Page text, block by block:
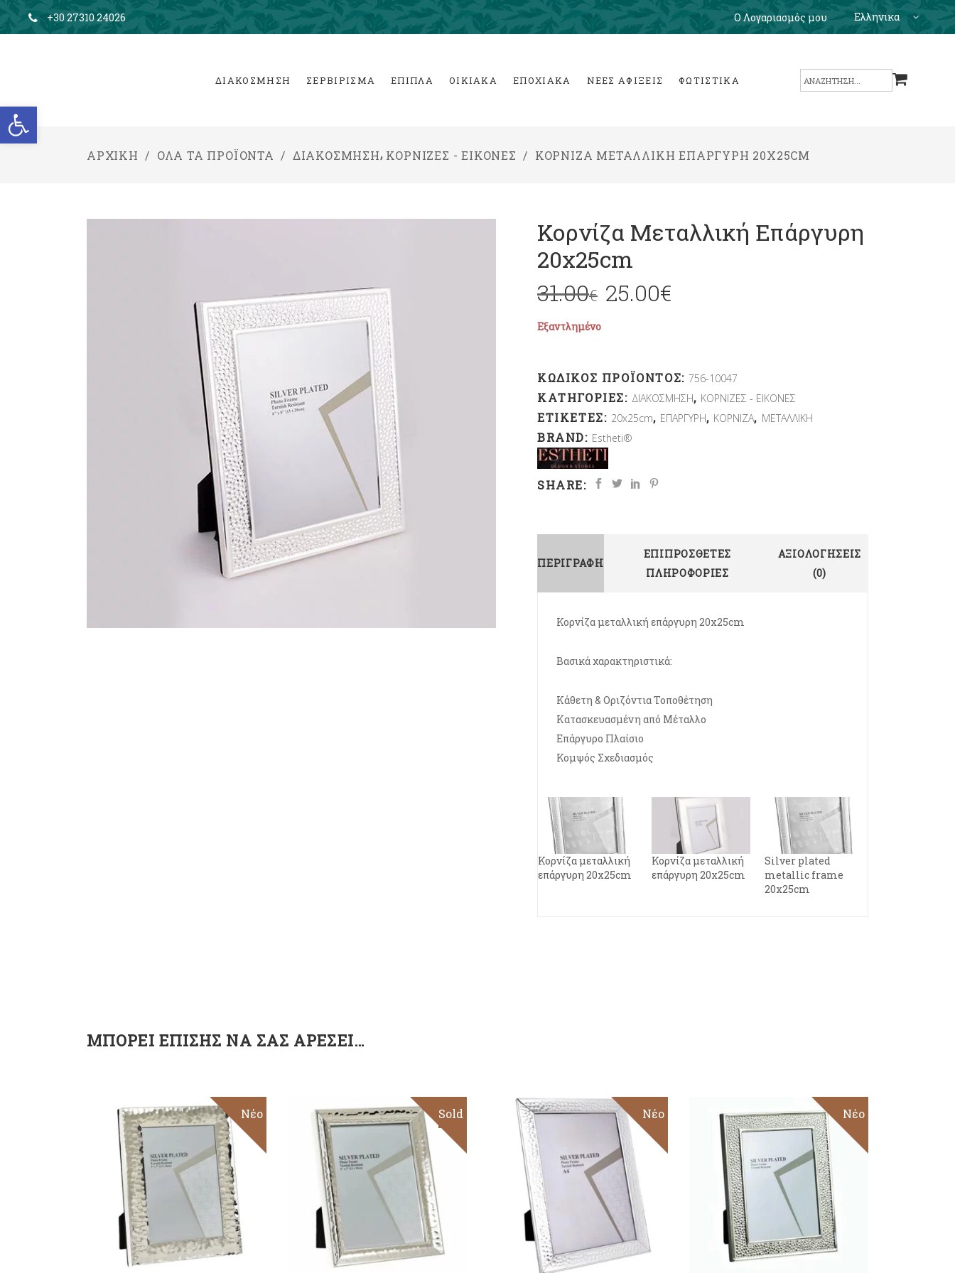
Ανοίξτε τη γραμμή εργαλείων
+30 27310 24026 Ο Λογαριασμός μου Ελληνικα
ΔΙΑΚΟΣΜΗΣΗ ΣΕΡΒΙΡΙΣΜΑ ΕΠΙΠΛΑ ΟΙΚΙΑΚΑ ΕΠΟΧΙΑΚΑ ΝΕΕΣ ΑΦΙΞΕΙΣ ΦΩΤΙΣΤΙΚΑ
Search
ΑΡΧΙΚΉ / ΌΛΑ ΤΑ ΠΡΟΪΌΝΤΑ / ΔΙΑΚΟΣΜΗΣΗ, ΚΟΡΝΙΖΕΣ - ΕΙΚΟΝΕΣ / ΚΟΡΝΊΖΑ ΜΕΤΑΛΛΙΚΉ ΕΠΆΡΓΥΡΗ 20X25CM
Κορνίζα Μεταλλική Επάργυρη
20x25cm
31.00€ 25.00€
Εξαντλημένο
ΚΩΔΙΚΌΣ ΠΡΟΪΌΝΤΟΣ:756-10047
ΚΑΤΗΓΟΡΊΕΣ: ΔΙΑΚΟΣΜΗΣΗ, ΚΟΡΝΙΖΕΣ - ΕΙΚΟΝΕΣ
ΕΤΙΚΈΤΕΣ: 20x25cm, ΕΠΑΡΓΥΡΗ, ΚΟΡΝΙΖΑ, ΜΕΤΑΛΛΙΚΗ
BRAND: Estheti®
SHARE:
ΠΕΡΙΓΡΑΦΉ
ΕΠΙΠΡΌΣΘΕΤΕΣ
ΠΛΗΡΟΦΟΡΊΕΣ
ΑΞΙΟΛΟΓΉΣΕΙΣ
(0)
Κορνίζα μεταλλική επάργυρη 20x25cm
Βασικά χαρακτηριστικά:
Κάθετη & Οριζόντια Τοποθέτηση
Κατασκευασμένη από Μέταλλο
Επάργυρο Πλαίσιο
Κομψός Σχεδιασμός
Κορνίζα μεταλλική
επάργυρη 20x25cm
Κορνίζα μεταλλική
επάργυρη 20x25cm
Silver plated
metallic frame
20x25cm
ΜΠΟΡΕΊ ΕΠΊΣΗΣ ΝΑ ΣΑΣ ΑΡΈΣΕΙ…
Νέο
ΠΡΟΣΘΉΚΗ ΣΤΟ
ΚΑΛΆΘΙ
Sold
Διαβάστε
περισσότερα
Νέο
ΠΡΟΣΘΉΚΗ ΣΤΟ
ΚΑΛΆΘΙ
Νέο
ΠΡΟΣΘΉΚΗ ΣΤΟ
ΚΑΛΆΘΙ